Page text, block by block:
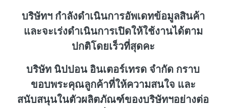
บริษัทฯ กำลังดำเนินการอัพเดทข้อมูลสินค้า
และจะเร่งดำเนินการเปิดให้ใช้งานได้ตาม
ปกติโดยเร็วที่สุดคะ
บริษัท นิปปอน อินเตอร์เทรด จำกัด กราบ
ขอบพระคุณลูกค้าที่ให้ความสนใจ และ
สนับสนุนในตัวผลิตภัณฑ์ของบริษัทฯอย่างต่อ